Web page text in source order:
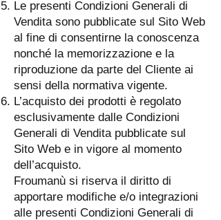
Le presenti Condizioni Generali di
Vendita sono pubblicate sul Sito Web
al fine di consentirne la conoscenza
nonché la memorizzazione e la
riproduzione da parte del Cliente ai
sensi della normativa vigente.
L’acquisto dei prodotti è regolato
esclusivamente dalle Condizioni
Generali di Vendita pubblicate sul
Sito Web e in vigore al momento
dell’acquisto.
Froumanù si riserva il diritto di
apportare modifiche e/o integrazioni
alle presenti Condizioni Generali di